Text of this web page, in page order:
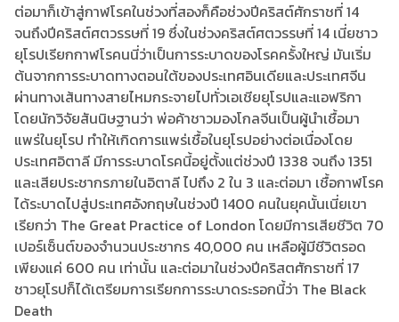
ต่อมาก็เข้าสู่กาฬโรคในช่วงที่สองก็คือช่วงปีคริสต์ศักราชที่ 14
จนถึงปีคริสต์ศตวรรษที่ 19 ซึ่งในช่วงคริสต์ศตวรรษที่ 14 เนี่ยชาว
ยุโรปเรียกกาฬโรคนนี่ว่าเป็นการระบาดของโรคครั้งใหญ่ มันเริ่ม
ต้นจากการระบาดทางตอนใต้ของประเทศอินเดียและประเทศจีน
ผ่านทางเส้นทางสายไหมกระจายไปทั่วเอเชียยุโรปและแอฟริกา
โดยนักวิจัยสันนิษฐานว่า พ่อค้าชาวมองโกลจีนเป็นผู้นำเชื้อมา
แพร่ในยุโรป ทำให้เกิดการแพร่เชื้อในยุโรปอย่างต่อเนื่องโดย
ประเทศอิตาลี มีการระบาดโรคนี้อยู่ตั้งแต่ช่วงปี 1338 จนถึง 1351
และเสียประชากรภายในอิตาลี ไปถึง 2 ใน 3 และต่อมา เชื้อกาฬโรค
ได้ระบาดไปสู่ประเทศอังกฤษในช่วงปี 1400 คนในยุคนั้นเนี่ยเขา
เรียกว่า The Great Practice of London โดยมีการเสียชีวิต 70
เปอร์เซ็นต์ของจำนวนประชากร 40,000 คน เหลือผู้มีชีวิตรอด
เพียงแค่ 600 คน เท่านั้น และต่อมาในช่วงปีคริสตศักราชที่ 17
ชาวยุโรปก็ได้เตรียมการเรียกการระบาดระรอกนี้ว่า The Black
Death